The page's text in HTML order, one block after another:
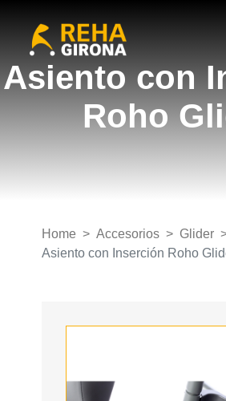
Asiento con
Roho
Home Accesorios
Glider
Asiento con Inserción Roho